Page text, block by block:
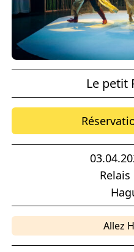
Le petit
Allez